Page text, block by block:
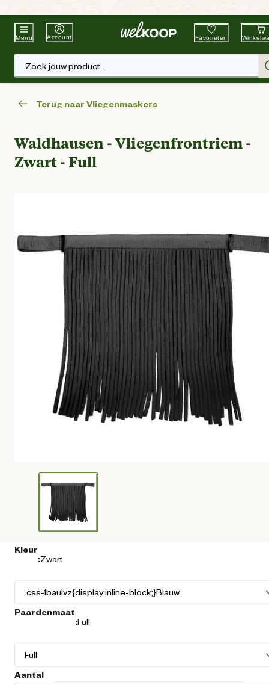
Beste WinkelketenTuin & Dier
Menu Account Favorieten
Zoek jouw product.
Terug naar Vliegenmaskers
Waldhausen - Vliegenfrontriem -
Zwart - Full
Kleur
:Zwart
Paardenmaat
:Full
Aantal